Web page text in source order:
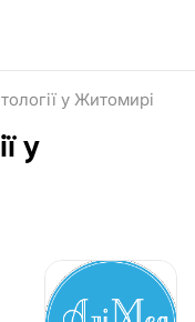
у Житомирі
у